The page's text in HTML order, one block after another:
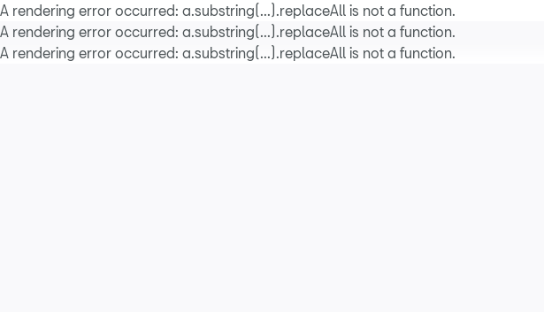
A rendering error occurred: a.substring(...).replaceAll is not a function.
A rendering error occurred: a.substring(...).replaceAll is not a function.
A rendering error occurred: a.substring(...).replaceAll is not a function.